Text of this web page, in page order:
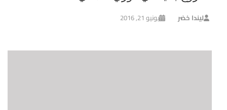
ليندا خضر يونيو 21, 2016